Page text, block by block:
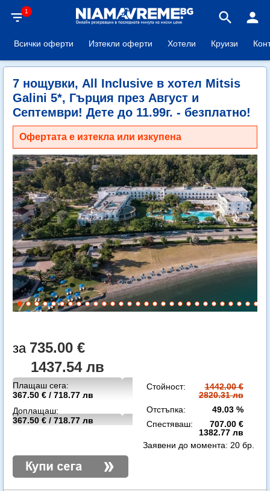
filter_list1 search person
Всички оферти Изтекли оферти Хотели Круизи
7 нощувки, All Inclusive в хотел Mitsis
Galini 5*, Гърция през Август и
Септември! Дете до 11.99г. - безплатно!
Офертата е изтекла или изкупена
735.00 €
1437.54 лв
Плащаш сега:
367.50 € / 718.77 лв
Доплащаш:
367.50 € / 718.77 лв
Стойност:
1442.00 €
2820.31 лв
Отстъпка:
49.03 %
Спестяваш:
707.00 €
1382.77 лв
Заявени до момента: 20 бр.